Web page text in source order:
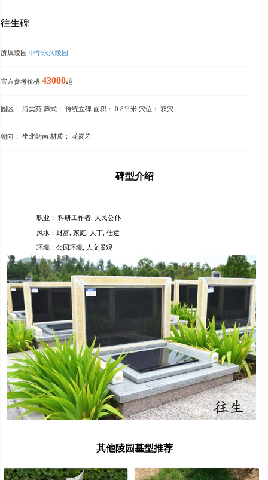
往生碑
所属陵园:中华永久陵园
官方参考价格:43000起
园区： 海棠苑 葬式： 传统立碑 面积： 0.8平米 穴位： 双穴
朝向： 坐北朝南 材质： 花岗岩
碑型介绍
职业： 科研工作者, 人民公仆
风水：财富, 家庭, 人丁, 仕途
环境：公园环境, 人文景观
其他陵园墓型推荐